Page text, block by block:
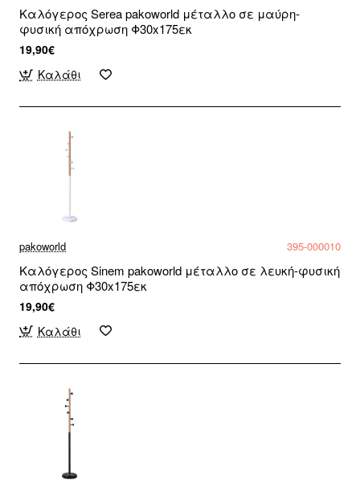
Καλόγερος Serea pakoworld μέταλλο σε μαύρη-
φυσική απόχρωση Φ30x175εκ
19,90€
Καλάθι
pakoworld 395-000010
Καλόγερος Sinem pakoworld μέταλλο σε λευκή-φυσική
απόχρωση Φ30x175εκ
19,90€
Καλάθι